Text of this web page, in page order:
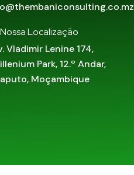
Localização
Vladimir Lenine 174,
Park, 12.º Andar,
Moçambique